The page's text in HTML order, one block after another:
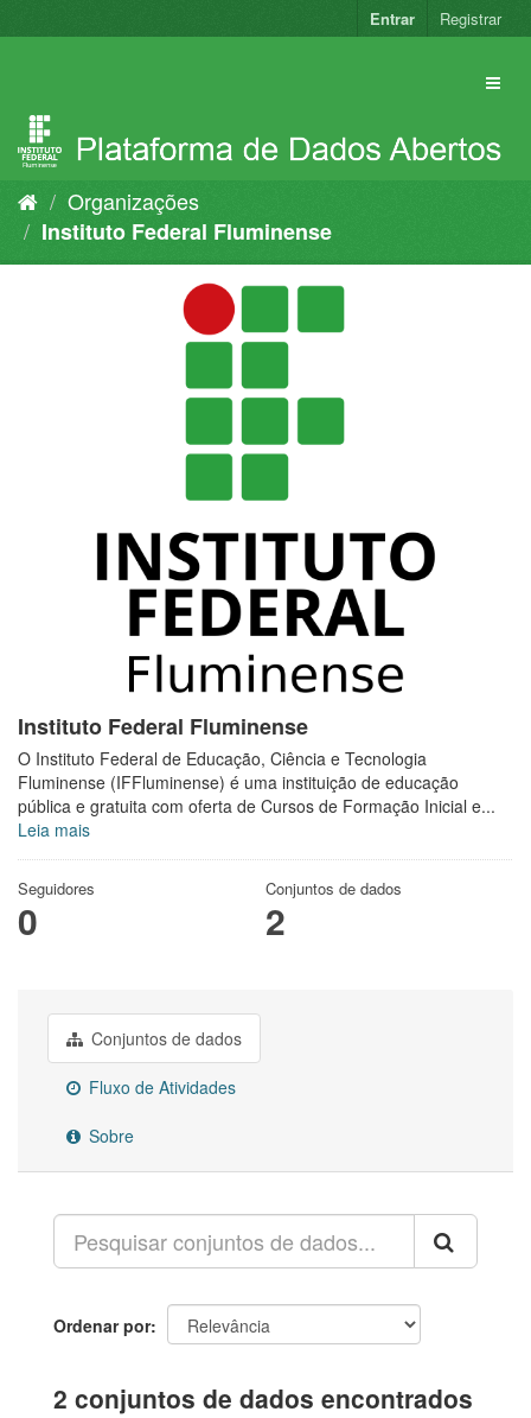
para
Entrar Registrar
Organizações
Instituto Federal Fluminense
Instituto Federal Fluminense
O Instituto Federal de Educação, Ciência e Tecnologia
Fluminense (IFFluminense) é uma instituição de educação
pública e gratuita com oferta de Cursos de Formação Inicial e...
Leia mais
Seguidores
0
Conjuntos de dados
2
Conjuntos de dados
Fluxo de Atividades
Sobre
Ordenar por
2 conjuntos de dados encontrados